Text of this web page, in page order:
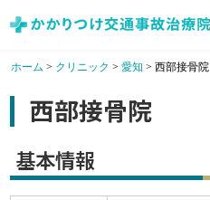
ホーム > クリニック > 愛知 > 西部接骨院
西部接骨院
基本情報